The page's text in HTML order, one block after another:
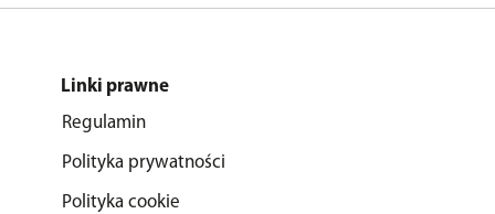
Linki prawne
Regulamin
Polityka prywatności
Polityka cookie